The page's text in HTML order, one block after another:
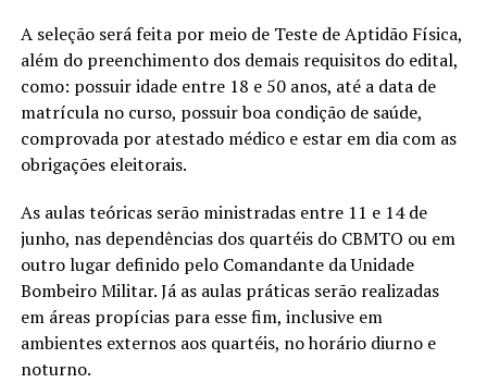
A seleção será feita por meio de Teste de Aptidão Física,
além do preenchimento dos demais requisitos do edital,
como: possuir idade entre 18 e 50 anos, até a data de
matrícula no curso, possuir boa condição de saúde,
comprovada por atestado médico e estar em dia com as
obrigações eleitorais.
As aulas teóricas serão ministradas entre 11 e 14 de
junho, nas dependências dos quartéis do CBMTO ou em
outro lugar definido pelo Comandante da Unidade
Bombeiro Militar. Já as aulas práticas serão realizadas
em áreas propícias para esse fim, inclusive em
ambientes externos aos quartéis, no horário diurno e
noturno.